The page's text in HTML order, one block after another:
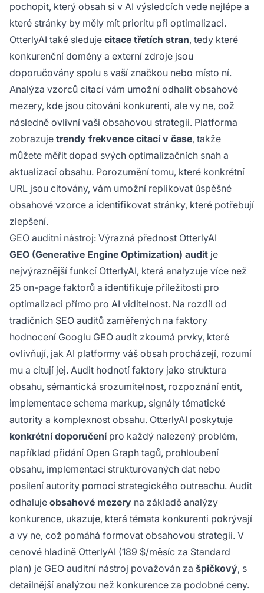
pochopit, který obsah si v AI výsledcích vede nejlépe a
které stránky by měly mít prioritu při optimalizaci.
OtterlyAI také sleduje citace třetích stran, tedy které
konkurenční domény a externí zdroje jsou
doporučovány spolu s vaší značkou nebo místo ní.
Analýza vzorců citací vám umožní odhalit obsahové
mezery, kde jsou citováni konkurenti, ale vy ne, což
následně ovlivní vaši obsahovou strategii. Platforma
zobrazuje trendy frekvence citací v čase, takže
můžete měřit dopad svých optimalizačních snah a
aktualizací obsahu. Porozumění tomu, které konkrétní
URL jsou citovány, vám umožní replikovat úspěšné
obsahové vzorce a identifikovat stránky, které potřebují
zlepšení.
GEO auditní nástroj: Výrazná přednost OtterlyAI
GEO (Generative Engine Optimization) audit je
nejvýraznější funkcí OtterlyAI, která analyzuje více než
25 on-page faktorů a identifikuje příležitosti pro
optimalizaci přímo pro AI viditelnost. Na rozdíl od
tradičních SEO auditů zaměřených na faktory
hodnocení Googlu GEO audit zkoumá prvky, které
ovlivňují, jak AI platformy váš obsah procházejí, rozumí
mu a citují jej. Audit hodnotí faktory jako struktura
obsahu, sémantická srozumitelnost, rozpoznání entit,
implementace schema markup, signály tématické
autority a komplexnost obsahu. OtterlyAI poskytuje
konkrétní doporučenípro každý nalezený problém,
například přidání Open Graph tagů, prohloubení
obsahu, implementaci strukturovaných dat nebo
posílení autority pomocí strategického outreachu. Audit
odhaluje obsahové mezery na základě analýzy
konkurence, ukazuje, která témata konkurenti pokrývají
a vy ne, což pomáhá formovat obsahovou strategii. V
cenové hladině OtterlyAI (189 $/měsíc za Standard
plan) je GEO auditní nástroj považován za špičkový, s
detailnější analýzou než konkurence za podobné ceny.